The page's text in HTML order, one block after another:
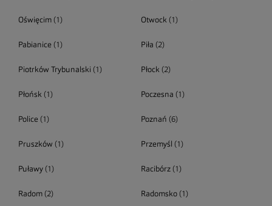
Oświęcim (1) Otwock(1)
Pabianice (1) Piła (2)
Piotrków Trybunalski (1) Płock(2)
Płońsk (1) Poczesna (1)
Police (1) Poznań (6)
Pruszków (1) Przemyśl (1)
Puławy (1) Racibórz(1)
Radom (2) Radomsko(1)